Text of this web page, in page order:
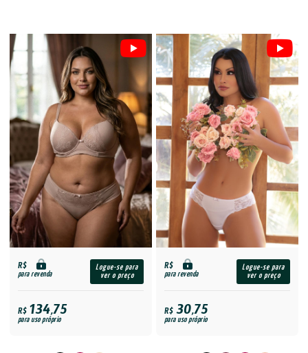
R$
para revenda
Logue-se para
ver o preço
R$134,75
para uso próprio
R$
para revenda
Logue-se para
ver o preço
R$30,75
para uso próprio